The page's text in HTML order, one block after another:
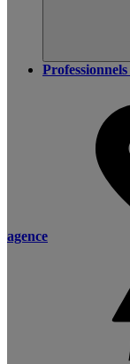
agence